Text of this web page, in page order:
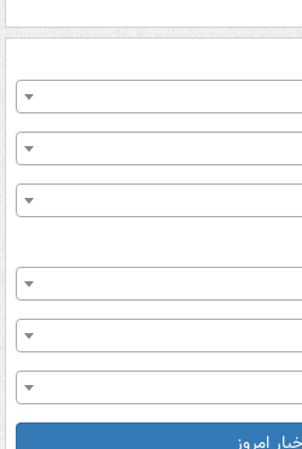
امروز